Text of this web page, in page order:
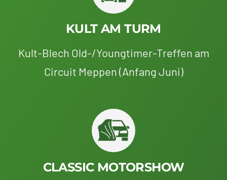
KULT AM TURM
Kult-Blech Old-/Youngtimer-Treffen am
Circuit Meppen (Anfang Juni)
CLASSIC MOTORSHOW